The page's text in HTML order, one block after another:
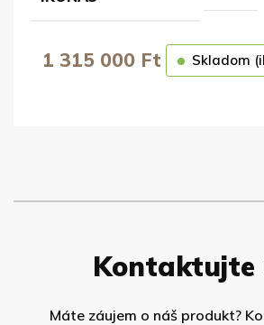
1 315 000 Ft Skladom
Kontaktujte
Máte záujem o náš produkt?